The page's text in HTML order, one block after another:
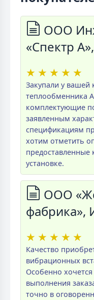
ООО
«Спектр
★ ★ ★ ★ ★
Закупали у вашей
теплообменника
комплектующие
заявленным
спецификациям
хотим отметить
предоставленные
установке.
ООО
фабрика»,
★ ★ ★ ★ ★
Качество
вибрационных
Особенно
выполнения
точно в